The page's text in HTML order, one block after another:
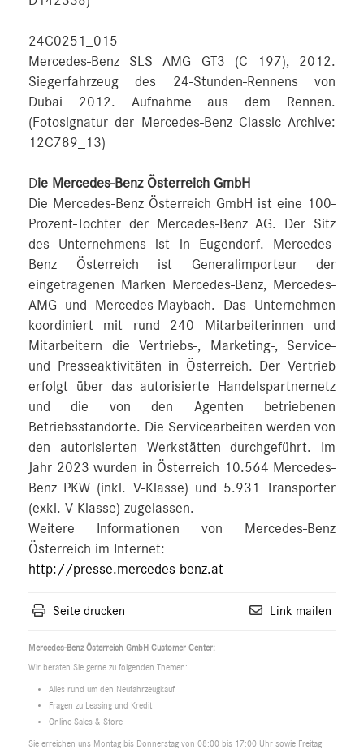
24C0251_015
Mercedes-Benz SLS AMG GT3 (C 197), 2012.
Siegerfahrzeug des 24-Stunden-Rennens von
Dubai 2012. Aufnahme aus dem Rennen.
(Fotosignatur der Mercedes-Benz Classic Archive:
12C789_13)
Die Mercedes-Benz Österreich GmbH
Die Mercedes-Benz Österreich GmbH ist eine 100-
Prozent-Tochter der Mercedes-Benz AG. Der Sitz
des Unternehmens ist in Eugendorf. Mercedes-
Benz Österreich ist Generalimporteur der
eingetragenen Marken Mercedes-Benz, Mercedes-
AMG und Mercedes-Maybach. Das Unternehmen
koordiniert mit rund 240 Mitarbeiterinnen und
Mitarbeitern die Vertriebs-, Marketing-, Service-
und Presseaktivitäten in Österreich. Der Vertrieb
erfolgt über das autorisierte Handelspartnernetz
und die von den Agenten betriebenen
Betriebsstandorte. Die Servicearbeiten werden von
den autorisierten Werkstätten durchgeführt. Im
Jahr 2023 wurden in Österreich 10.564 Mercedes-
Benz PKW (inkl. V-Klasse) und 5.931 Transporter
(exkl. V-Klasse) zugelassen.
Weitere Informationen von Mercedes-Benz
Österreich im Internet:
http://presse.mercedes-benz.at
Seite drucken Link mailen
Mercedes-Benz Österreich GmbH Customer Center:
Wir beraten Sie gerne zu folgenden Themen:
Alles rund um den Neufahrzeugkauf
Fragen zu Leasing und Kredit
Online Sales & Store
Sie erreichen uns Montag bis Donnerstag von 08:00 bis 17:00 Uhr sowie Freitag